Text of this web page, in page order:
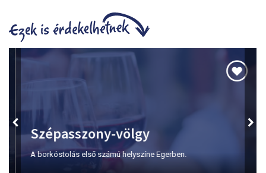
Szépasszony-völgy
A borkóstolás első számú helyszíne Egerben.